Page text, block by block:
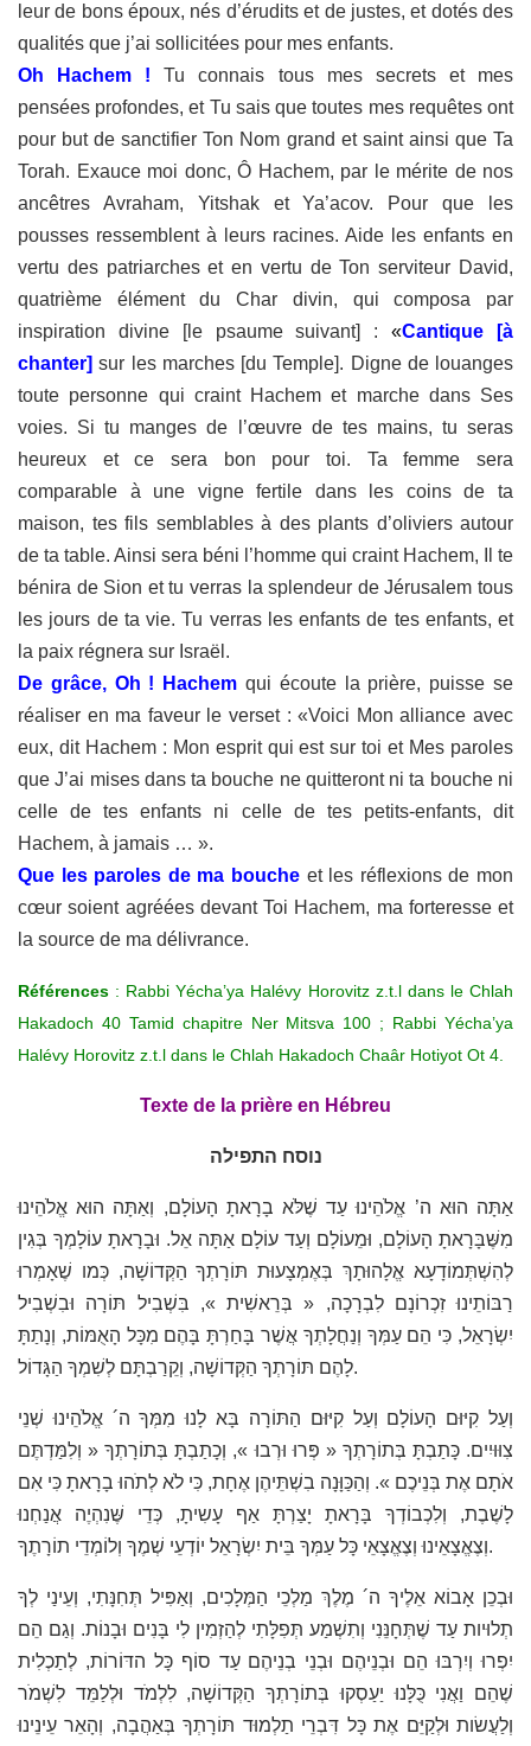
leur de bons époux, nés d’érudits et de justes, et dotés des
qualités que j’ai sollicitées pour mes enfants.
Oh Hachem ! Tu connais tous mes secrets et mes
pensées profondes, et Tu sais que toutes mes requêtes ont
pour but de sanctifier Ton Nom grand et saint ainsi que Ta
Torah. Exauce moi donc, Ô Hachem, par le mérite de nos
ancêtres Avraham, Yitshak et Ya’acov. Pour que les
pousses ressemblent à leurs racines. Aide les enfants en
vertu des patriarches et en vertu de Tonserviteur David,
quatrième élément du Char divin, qui composa par
inspiration divine [le psaume suivant] :«Cantique [à
chanter]sur les marches [du Temple]. Digne de louanges
toute personne qui craint Hachem et marche dans Ses
voies. Si tu manges de
l’œuvre de tes mains, tu seras
heureux et ce sera bon pour toi. Ta femme sera
comparable à une vigne fertile dans les coins de ta
maison, tes fils semblables à des plants d’oliviers autour
de ta table. Ainsi sera béni l’homme qui craint Hachem, Il te
bénira de Sion et tu verras la splendeur deJérusalem tous
les jours de ta vie. Tu verras les enfants de tes enfants, et
la paix régnera sur Israël.
De grâce, Oh ! Hachem qui écoute la prière, puisse se
réaliser en ma faveur le verset : «Voici Mon alliance avec
eux, dit Hachem : Mon esprit quiest sur toi et Mes paroles
que J’ai mises dans ta bouche ne quitteront ni ta bouche ni
celle de tes enfants ni celle de tes petits-enfants, dit
Hachem, à jamais … ».
Que les paroles de ma bouche et les réflexions de mon
cœur soient agréées devant Toi Hachem, ma forteresse et
la source de ma délivrance.
Références : Rabbi Yécha’ya Halévy Horovitz z.t.l dans le Chlah
Hakadoch 40 Tamid chapitre Ner Mitsva 100 ; Rabbi Yécha’ya
Halévy Horovitz z.t.l dans le Chlah Hakadoch Chaâr Hotiyot Ot 4.
Texte de la prière en Hébreu
נוסח התפילה
אַתָּה הוּא ה’ אֱלֹהֵינוּ עַד שֶׁלֹּא בָרָאתָ הָעוֹלָם, וְאַתָּה הוּא אֱלֹהֵינוּ
מִשֶּׁבָּרָאתָ הָעוֹלָם, וּמֵעוֹלָם וְעַד עוֹלָם אַתָּה אֵל. וּבָרָאתָ עוֹלָמְךָ בְּגִין
לְהִשְׁתְּמוֹדָעָא אֱלָהוּתָךְ בְּאֶמְצָעוּת תּוֹרָתְךָ הַקְּדוֹשָׁה, כְּמו שֶׁאָמְרוּ
רַבּוֹתֵינוּ זִכְרוֹנָם לִבְרָכָה, « בְּרֵאשִׁית », בִּשְׁבִיל תּוֹרָה וּבִשְׁבִיל
יִשְׂרָאֵל, כִּי הֵם עַמְּךָ וְנַחֲלָתְךָ אֲשֶׁר בָּחַרְתָּ בָּהֶם מִכָּל הָאֻמּוֹת, וְנָתַתָּ
לָהֶם תּוֹרָתְךָ הַקְּדוֹשָׁה, וְקֵרַבְתָּם לְשִׁמְךָ הַגָּדוֹל.
וְעַל קִיּוּם הָעוֹלָם וְעַל קִיּוּם הַתּוֹרָה בָּא לָנוּ מִמְּךָ ה´ אֱלֹהֵינוּ שְׁנֵי
צִוּוּיִים. כָּתַבְתָּ בְּתוֹרָתְךָ « פְּרוּ וּרְבוּ », וְכָתַבְתָּ בְּתוֹרָתְךָ « וְלִמַּדְתֶּם
אֹתָם אֶת בְּנֵיכֶם ». וְהַכַּוָּנָה בִשְׁתֵּיהֶן אֶחָת, כִּי לֹא לְתֹהוּ בָרָאתָ כִּי אִם
לָשֶׁבֶת, וְלִכְבוֹדְךָ בָּרָאתָ יָצַרְתָּ אַף עָשִיתָ, כְּדֵי שֶּׁנִהְיֶה אֲנַחְנוּ
וְצֶאֱצָאֵינוּ וְצֶאֱצָאֵי כָּל עַמְּךָ בֵּית יִשְׂרָאֵל יוֹדְעֵי שְׁמֶךָ וְלוֹמְדֵי תוֹרָתֶךָ.
וּבְכֵן אָבוֹא אֵלֶיךָ ה´ מֶלֶךְ מַלְכֵי הַמְּלָכִים, וְאַפִּיל תְּחִנָּתִי, וְעֵינַי לְךָ
תְלוּיות עַד שֶׁתְּחָנֵּנִי וְתִשְׁמַע תְּפִלָּתִי לְהַזְמִין לִי בָּנִים וּבָנוֹת. וְגַם הֵם
יִפְרוּ וְיִרְבּוּ הֵם וּבְנֵיהֶם וּבְנֵי בְנֵיהֶם עַד סוֹף כָּל הדּוֹרוֹת, לְתַכְלִית
שֶׁהֵם וַאֲנִי כֻּלָּנוּ יַעַסְקוּ בְּתוֹרָתְךָ הַקְּדוֹשָׁה, לִלְמֹד וּלְלַמֵּד לִשְׁמֹר
וְלַעֲשׂות וּלְקַיֵּם אֶת כָּל דִּבְרֵי תַלְמוּד תּוֹרָתְךָ בְּאַהֲבָה, וְהָאֵר עֵינֵינוּ